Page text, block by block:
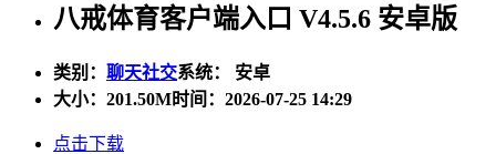
八戒体育客户端入口 V4.5.6 安卓版
类别： 聊天社交系统： 安卓
大小： 201.50M时间：2026-07-25 14:29
点击下载